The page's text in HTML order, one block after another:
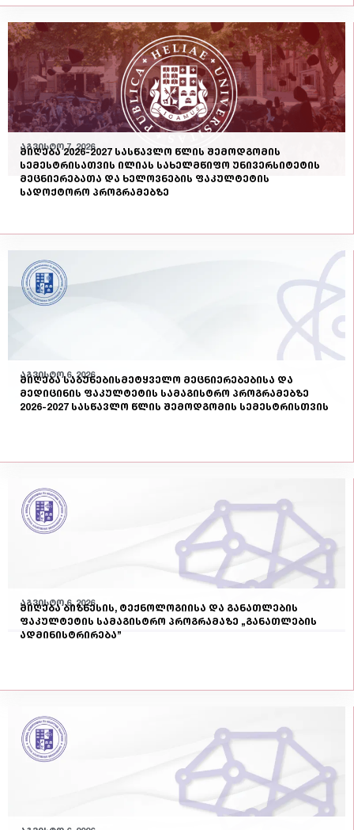
აგვისტო 7, 2026
მიღება 2026-2027 სასწავლო წლის შემოდგომის
სემესტრისათვის ილიას სახელმწიფო უნივერსიტეტის
მეცნიერებათა და ხელოვნების ფაკულტეტის
სადოქტორო პროგრამებზე
აგვისტო 6, 2026
მიღება საბუნებისმეტყველო მეცნიერებებისა და
მედიცინის ფაკულტეტის სამაგისტრო პროგრამებზე
2026-2027 სასწავლო წლის შემოდგომის სემესტრისთვის
აგვისტო 6, 2026
მიღება ბიზნესის, ტექნოლოგიისა და განათლების
ფაკულტეტის სამაგისტრო პროგრამაზე „განათლების
ადმინისტრირება”